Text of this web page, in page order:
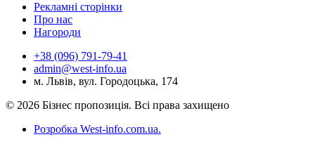
Рекламні сторінки
Про нас
Нагороди
+38 (096) 791-79-41
admin@west-info.ua
м. Львів, вул. Городоцька, 174
© 2026 Бізнес пропозиція. Всі права захищено
Розробка West-info.com.ua.